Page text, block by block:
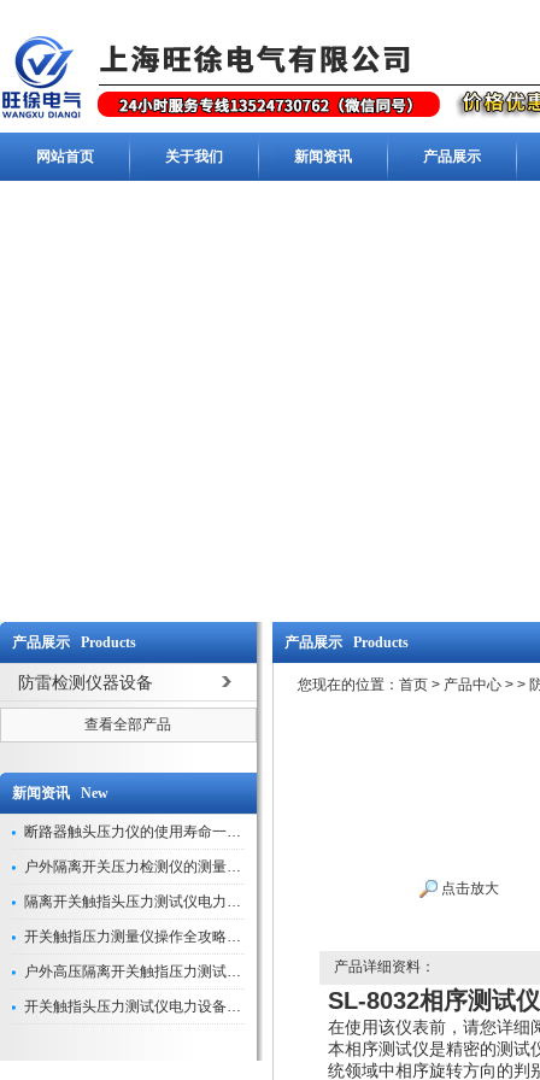
网站首页 关于我们 新闻资讯 产品展示
产品展示 Products
防雷检测仪器设备
查看全部产品
新闻资讯 New
断路器触头压力仪的使用寿命一般是多久？
户外隔离开关压力检测仪的测量数据如何与GIS系统对接实现智能化运维？
隔离开关触指头压力测试仪电力系统安全运行的“定海神针”
开关触指压力测量仪操作全攻略：从准备到精准测量的实战指南
户外高压隔离开关触指压力测试仪的作用与价值
开关触指头压力测试仪电力设备安全的“隐形守护者”
产品展示 Products
您现在的位置： 首页 > 产品中心 > >
点击放大
产品详细资料：
SL-8032相序测试仪
在使用该仪表前，请您详细
本相序测试仪是精密的测试
统领域中相序旋转方向的判